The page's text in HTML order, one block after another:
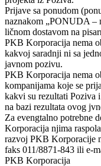
Prijave sa ponudom
naznakom „PONUDA –
ličnom dostavom na
PKB Korporacija nema
kakvoj saradnji ni sa
javnom pozivu.
PKB Korporacija nema
kompanijama koje se
kakvi su rezultati Poziva
na bazi rezultata ovog
Za evengtalno potrebne
Korporacija njima
razvoj PKB Korporacije
faks 011/8871-843 ili e-
PKB Korporacija